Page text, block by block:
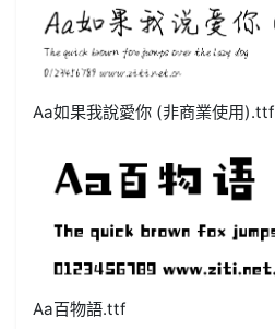
Aa如果我說愛你 (非商業使用).ttf
Aa百物語.ttf